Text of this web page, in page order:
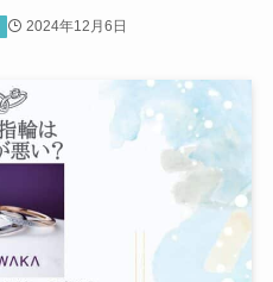
2024年12月6日